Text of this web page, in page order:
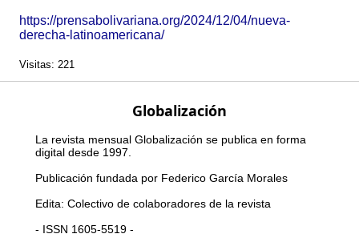
https://prensabolivariana.org/2024/12/04/nueva-
derecha-latinoamericana/
Visitas: 221
Globalización
La revista mensual Globalización se publica en forma
digital desde 1997.
Publicación fundada por Federico García Morales
Edita: Colectivo de colaboradores de la revista
- ISSN 1605-5519 -